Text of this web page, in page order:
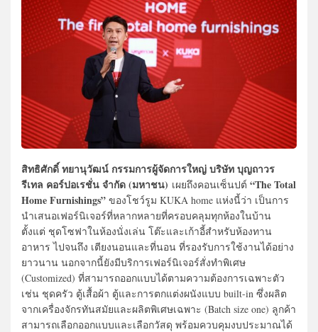
สิทธิศักดิ์ ทยานุวัฒน์ กรรมการผู้จัดการใหญ่ บริษัท บุญถาวร
รีเทล คอร์ปอเรชั่น จำกัด (มหาชน) เผยถึงคอนเซ็นปต์ “The Total
Home Furnishings” ของโชว์รูม KUKA home แห่งนี้ว่า เป็นการ
นำเสนอเฟอร์นิเจอร์ที่หลากหลายที่ครอบคลุมทุกห้องในบ้าน
ตั้งแต่ ชุดโซฟาในห้องนั่งเล่น โต๊ะและเก้าอี้สำหรับห้องทาน
อาหาร ไปจนถึง เตียงนอนและที่นอน ที่รองรับการใช้งานได้อย่าง
ยาวนาน นอกจากนี้ยังมีบริการเฟอร์นิเจอร์สั่งทำพิเศษ
(Customized) ที่สามารถออกแบบได้ตามความต้องการเฉพาะตัว
เช่น ชุดครัว ตู้เสื้อผ้า ตู้และการตกแต่งผนังแบบ built-in ซึ่งผลิต
จากเครื่องจักรทันสมัยและผลิตพิเศษเฉพาะ (Batch size one) ลูกค้า
สามารถเลือกออกแบบและเลือกวัสดุ พร้อมควบคุมงบประมาณได้